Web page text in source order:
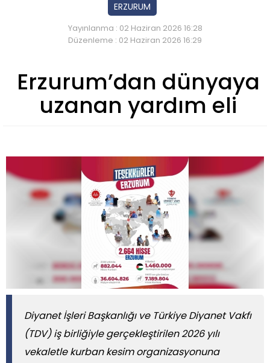
ERZURUM
Yayınlanma : 02 Haziran 2026 16:28
Düzenleme : 02 Haziran 2026 16:29
Erzurum’dan dünyaya
uzanan yardım eli
Diyanet İşleri Başkanlığı ve Türkiye Diyanet Vakfı
(TDV) iş birliğiyle gerçekleştirilen 2026 yılı
vekaletle kurban kesim organizasyonuna